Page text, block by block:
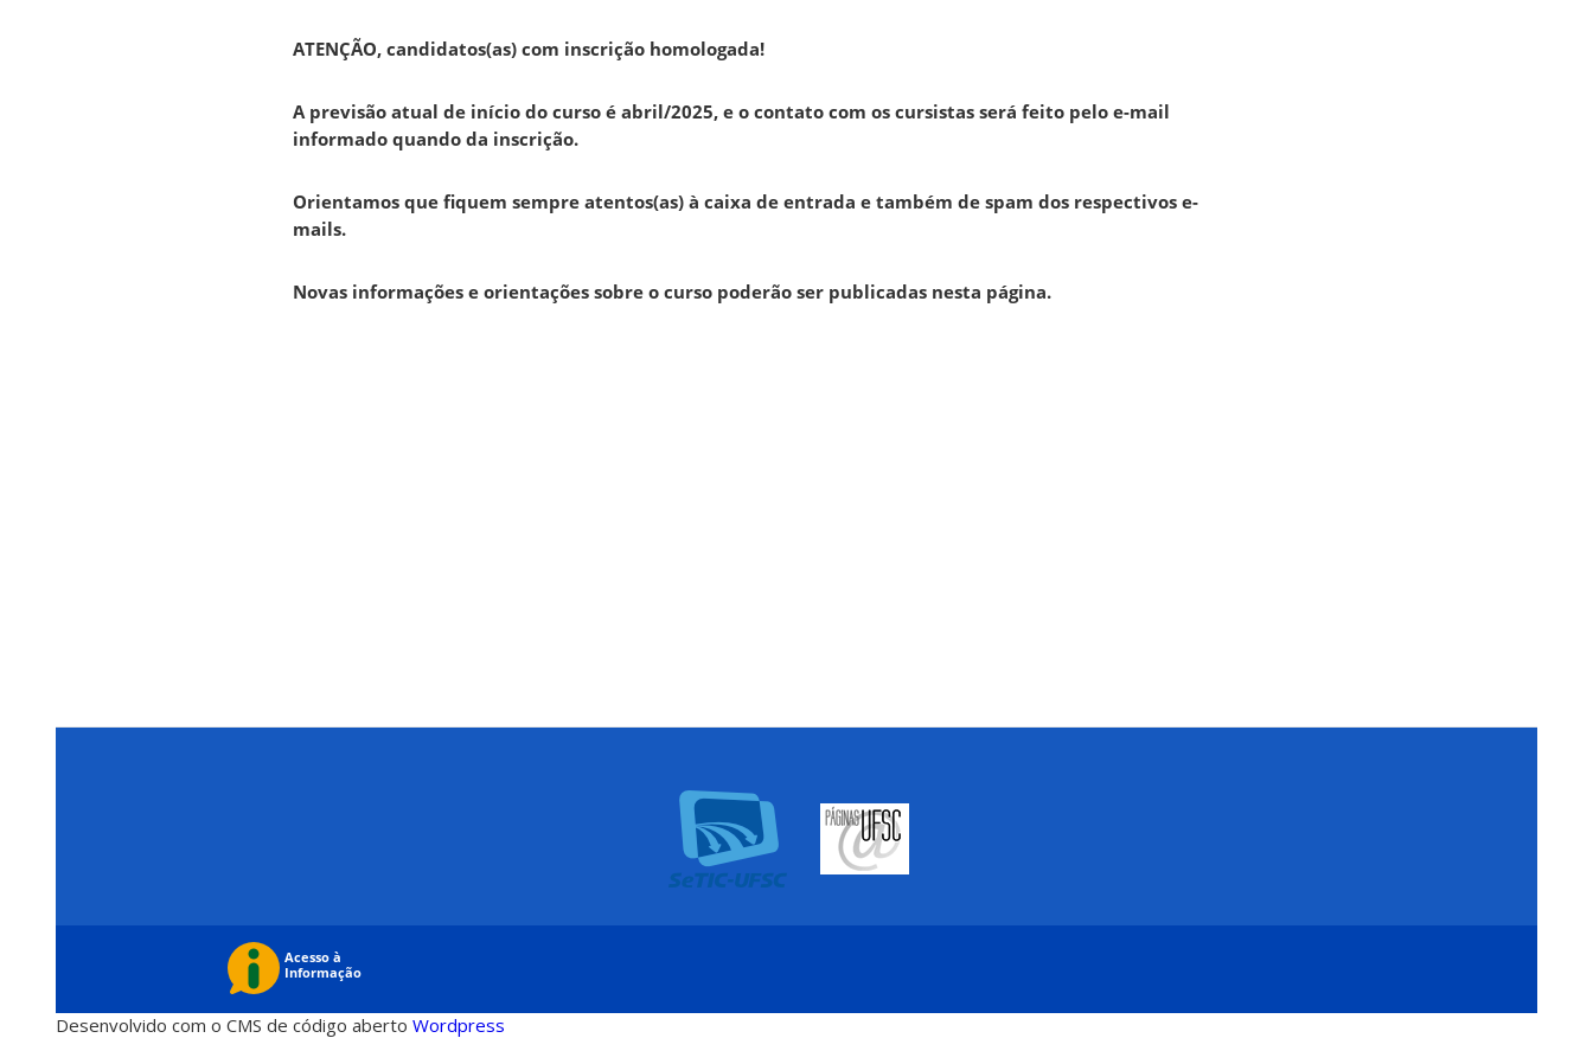
ATENÇÃO, candidatos(as) com inscrição homologada!
A previsão atual de início do curso é abril/2025, e o contato com os cursistas será feito pelo e-mail
informado quando da inscrição.
Orientamos que fiquem sempre atentos(as) à caixa de entrada e também de spam dos respectivos e-
mails.
Novas informações e orientações sobre o curso poderão ser publicadas nesta página.
Desenvolvido com o CMS de código aberto Wordpress